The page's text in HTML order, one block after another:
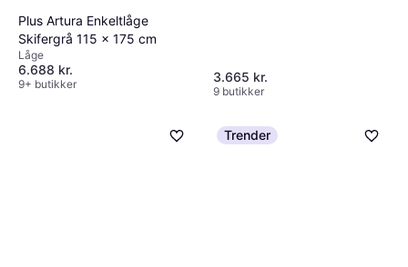
Plus Artura Enkeltlåge
Skifergrå 115 x 175 cm
Låge
6.688 kr.
9+ butikker 3.665 kr.
9 butikker
Trender